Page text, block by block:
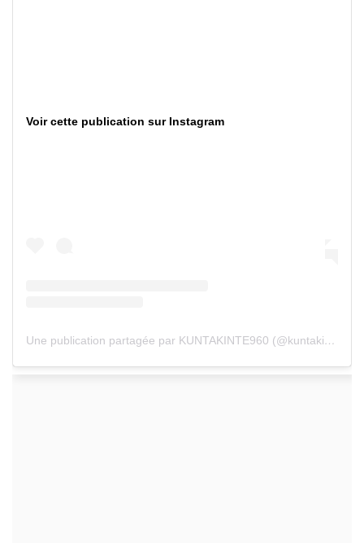
Voir cette publication sur Instagram
Une publication partagée par KUNTAKINTE960 (@kuntakinte960)